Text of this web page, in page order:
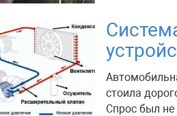
стоила
Спрос был не